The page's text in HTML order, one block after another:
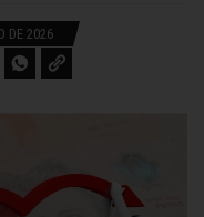
DE 2026
WhatsApp Copy link